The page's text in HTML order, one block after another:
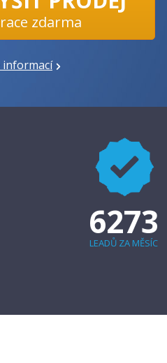
zdarma
informací
6273
LEADŮ ZA MĚSÍC